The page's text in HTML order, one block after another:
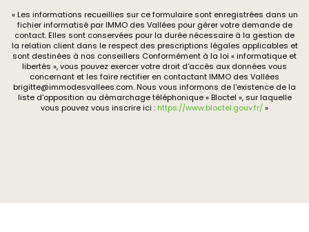
« Les informations recueillies sur ce formulaire sont enregistrées dans un
fichier informatisé par IMMO des Vallées pour gérer votre demande de
contact. Elles sont conservées pour la durée nécessaire à la gestion de
la relation client dans le respect des prescriptions légales applicables et
sont destinées à nos conseillers Conformément à la loi « informatique et
libertés », vous pouvez exercer votre droit d'accès aux données vous
concernant et les faire rectifier en contactant IMMO des Vallées
brigitte@immodesvallees.com. Nous vous informons de l'existence de la
liste d'opposition au démarchage téléphonique « Bloctel », sur laquelle
vous pouvez vous inscrire ici : https://www.bloctel.gouv.fr/»